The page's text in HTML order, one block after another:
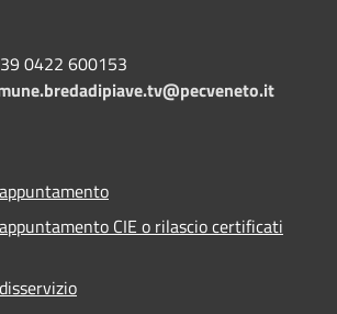
0422 600153
CIE o rilascio certificati